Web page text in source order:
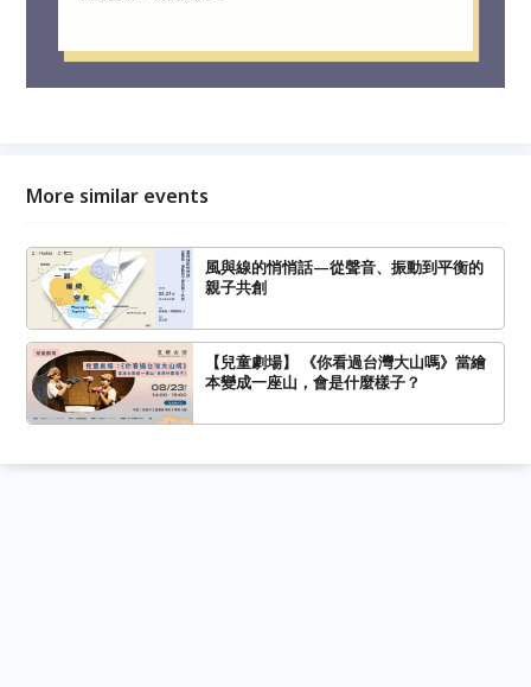
More similar events
風與線的悄悄話—從聲音、振動到平衡的
親子共創
【兒童劇場】 《你看過台灣大山嗎》當繪
本變成一座山，會是什麼樣子？